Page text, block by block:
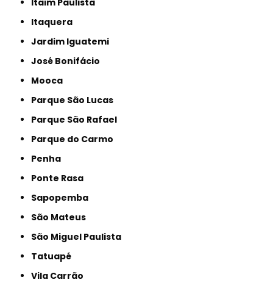
Itaquera
Jardim Iguatemi
José Bonifácio
Mooca
Parque São Lucas
Parque São Rafael
Parque do Carmo
Penha
Ponte Rasa
Sapopemba
São Mateus
São Miguel Paulista
Tatuapé
Vila Carrão